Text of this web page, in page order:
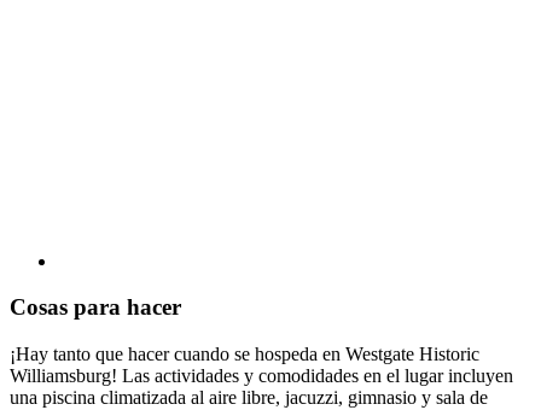
Cosas para hacer
¡Hay tanto que hacer cuando se hospeda en Westgate Historic
Williamsburg! Las actividades y comodidades en el lugar incluyen
una piscina climatizada al aire libre, jacuzzi, gimnasio y sala de